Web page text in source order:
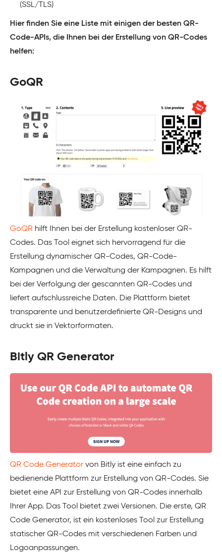
(SSL/TLS)
Hier finden Sie eine Liste mit einigen der besten QR-
Code-APIs, die Ihnen bei der Erstellung von QR-Codes
helfen:
GoQR
GoQR hilft Ihnen bei der Erstellung kostenloser QR-
Codes. Das Tool eignet sich hervorragend für die
Erstellung dynamischer QR-Codes, QR-Code-
Kampagnen und die Verwaltung der Kampagnen. Es hilft
bei der Verfolgung der gescannten QR-Codes und
liefert aufschlussreiche Daten. Die Plattform bietet
transparente und benutzerdefinierte QR-Designs und
druckt sie in Vektorformaten.
Bitly QR Generator
QR Code Generator von Bitly ist eine einfach zu
bedienende Plattform zur Erstellung von QR-Codes. Sie
bietet eine API zur Erstellung von QR-Codes innerhalb
Ihrer App. Das Tool bietet zwei Versionen. Die erste, QR
Code Generator, ist ein kostenloses Tool zur Erstellung
statischer QR-Codes mit verschiedenen Farben und
Logoanpassungen.